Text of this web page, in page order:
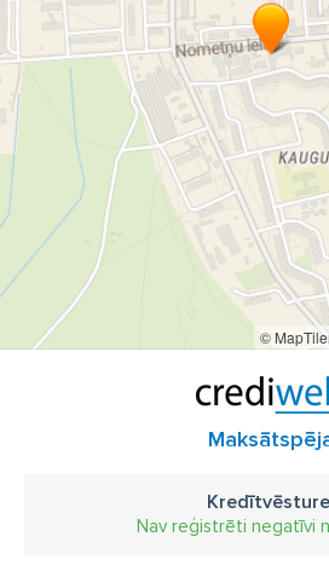
©
Nav reģistrēti negatīvi